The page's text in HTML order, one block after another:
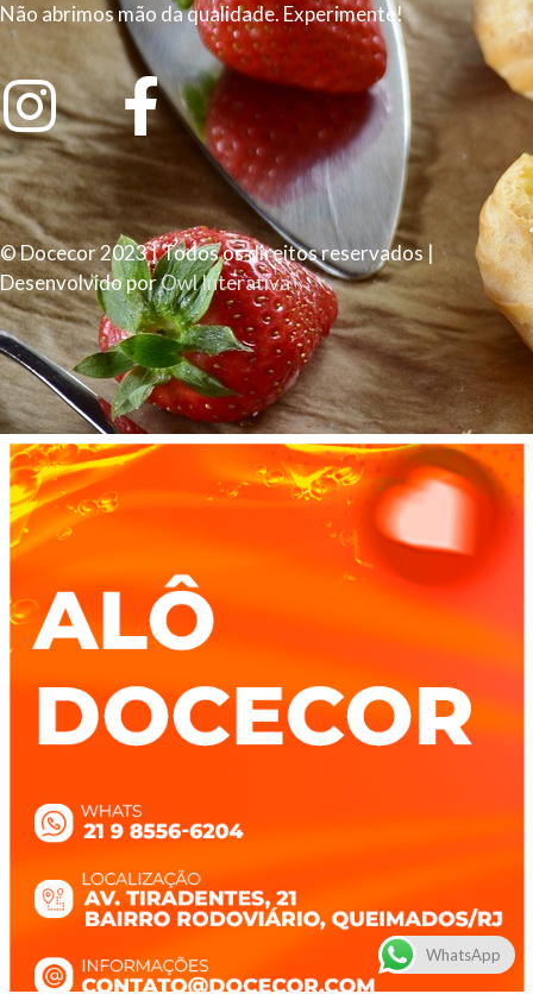
Não abrimos mão da qualidade. Experimente!
© Docecor 2023 | Todos os direitos reservados |
Desenvolvido porOwl Interativa
WhatsApp